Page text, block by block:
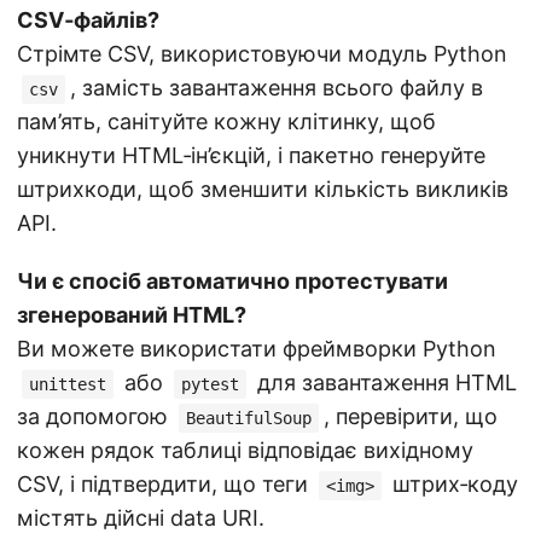
CSV‑файлів?
Стрімте CSV, використовуючи модуль Python
csv
, замість завантаження всього файлу в
пам’ять, санітуйте кожну клітинку, щоб
уникнути HTML‑ін’єкцій, і пакетно генеруйте
штрихкоди, щоб зменшити кількість викликів
API.
Чи є спосіб автоматично протестувати
згенерований HTML?
Ви можете використати фреймворки Python
unittest або pytest
для завантаження HTML
за допомогою
BeautifulSoup
, перевірити, що
кожен рядок таблиці відповідає вихідному
CSV, і підтвердити, що теги
<img>
штрих‑коду
містять дійсні data URI.